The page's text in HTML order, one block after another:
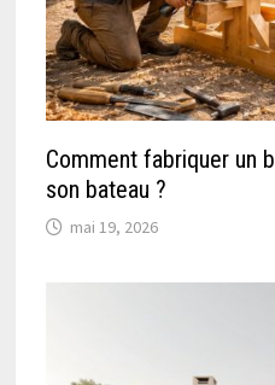
Comment fabriquer un
son bateau ?
mai 19, 2026